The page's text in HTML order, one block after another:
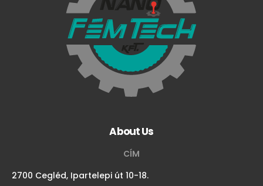
About Us
CÍM
2700 Cegléd, Ipartelepi út 10-18.